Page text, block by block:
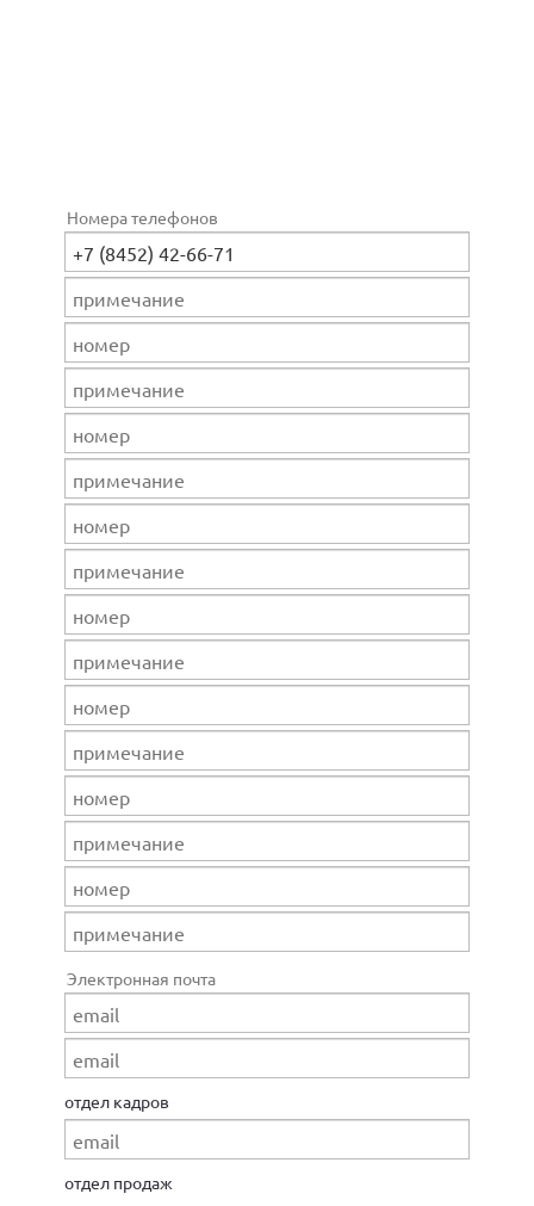
Номера телефонов
Электронная почта
отдел кадров
отдел продаж